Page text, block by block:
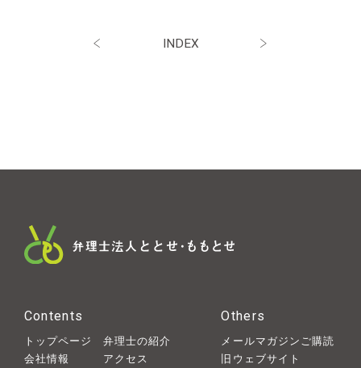
INDEX
Contents
トップページ
会社情報
弁理士の紹介
アクセス
Others
メールマガジンご購読
旧ウェブサイト